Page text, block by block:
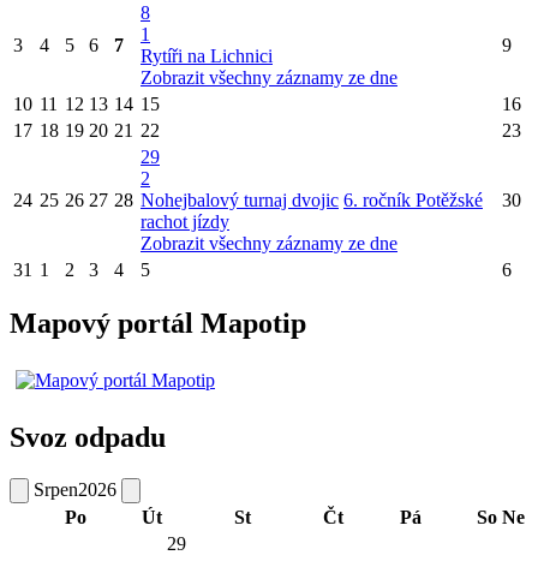
3 4 5 6 7
8
1
Rytíři na Lichnici
Zobrazit všechny záznamy ze dne
9
10 11 12 13 14 15
16
17 18 19 20 21 22 23
24 25 26 27 28
29
2
Nohejbalový turnaj dvojic 6. ročník Potěžské
rachot jízdy
Zobrazit všechny záznamy ze dne
30
31 1 2 3 4 5 6
Mapový portál Mapotip
Svoz odpadu
Srpen2026
Po
Út St Čt Pá So Ne
29